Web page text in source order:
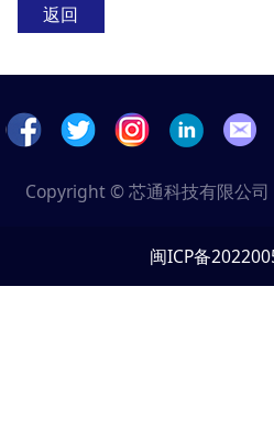
返回
Copyright © 芯通科技有限公司
闽ICP备